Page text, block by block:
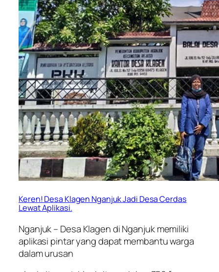
Keren! Desa Klagen Nganjuk Jadi Desa Cerdas
Lewat Aplikasi.
Nganjuk – Desa Klagen di Nganjuk memiliki
aplikasi pintar yang dapat membantu warga
dalam urusan